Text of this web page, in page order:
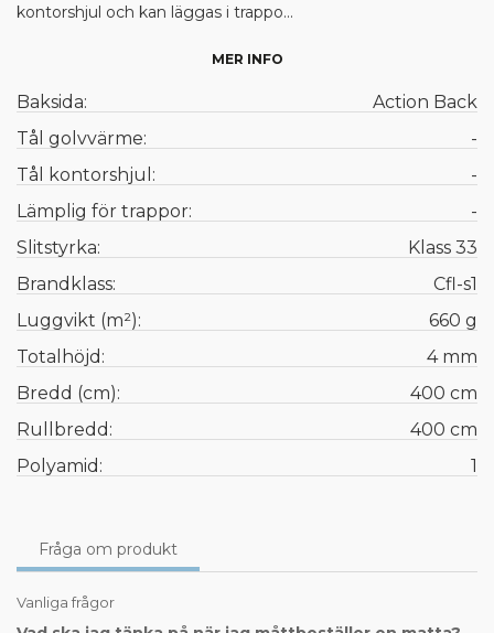
kontorshjul och kan läggas i trappo...
MER INFO
Baksida:
Action Back
Tål golvvärme:
-
Tål kontorshjul:
-
Lämplig för trappor:
-
Slitstyrka:
Klass 33
Brandklass:
Cfl-s1
Luggvikt (m²):
660 g
Totalhöjd:
4 mm
Bredd (cm):
400 cm
Rullbredd:
400 cm
Polyamid:
1
Fråga om produkt
Vanliga frågor